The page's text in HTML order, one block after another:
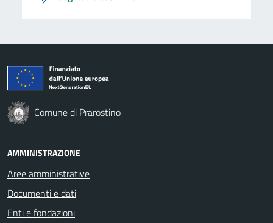
Comune di Prarostino
AMMINISTRAZIONE
Aree amministrative
Documenti e dati
Enti e fondazioni